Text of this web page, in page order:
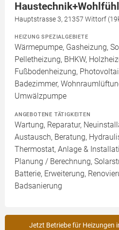
Hauptstrasse 3, 21357 Wittorf
HEIZUNG SPEZIALGEBIETE
Wärmepumpe, Gasheizung,
Pelletheizung, BHKW,
Fußbodenheizung,
Badezimmer,
Umwälzpumpe
ANGEBOTENE TÄTIGKEITEN
Wartung, Reparatur,
Austausch, Beratung,
Thermostat, Anlage &
Planung / Berechnung,
Batterie, Erweiterung,
Badsanierung
Jetzt Betriebe für Heizungen